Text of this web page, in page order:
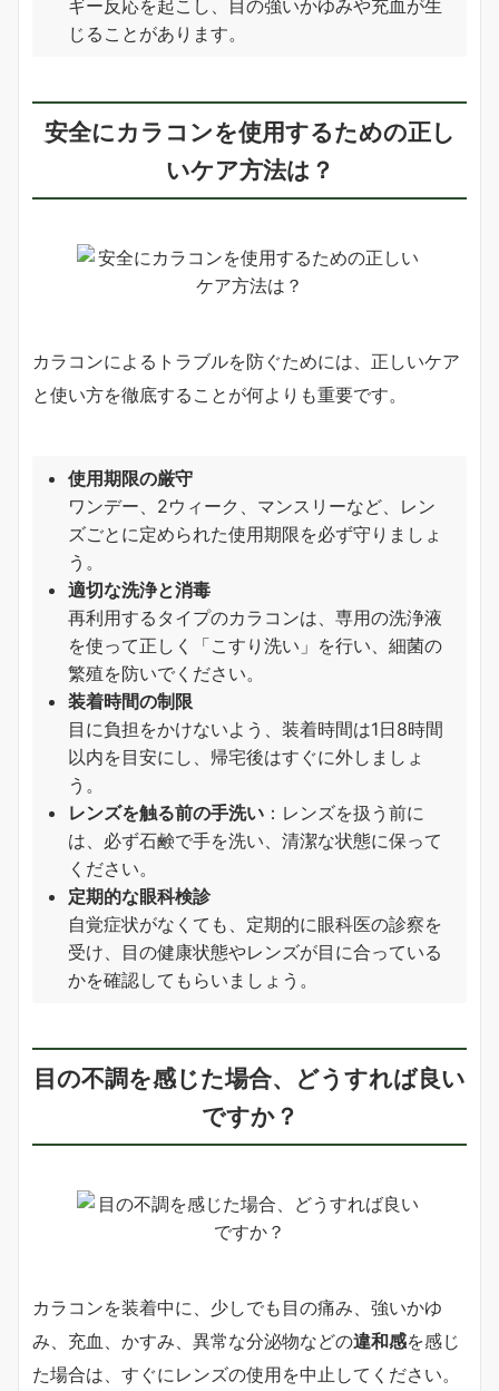
ギー反応を起こし、目の強いかゆみや充血が生
じることがあります。
安全にカラコンを使用するための正し
いケア方法は？
カラコンによるトラブルを防ぐためには、正しいケア
と使い方を徹底することが何よりも重要です。
使用期限の厳守
ワンデー、2ウィーク、マンスリーなど、レン
ズごとに定められた使用期限を必ず守りましょ
う。
適切な洗浄と消毒
再利用するタイプのカラコンは、専用の洗浄液
を使って正しく「こすり洗い」を行い、細菌の
繁殖を防いでください。
装着時間の制限
目に負担をかけないよう、装着時間は1日8時間
以内を目安にし、帰宅後はすぐに外しましょ
う。
レンズを触る前の手洗い ：レンズを扱う前に
は、必ず石鹸で手を洗い、清潔な状態に保って
ください。
定期的な眼科検診
自覚症状がなくても、定期的に眼科医の診察を
受け、目の健康状態やレンズが目に合っている
かを確認してもらいましょう。
目の不調を感じた場合、どうすれば良い
ですか？
カラコンを装着中に、少しでも目の痛み、強いかゆ
み、充血、かすみ、異常な分泌物などの違和感を感じ
た場合は、すぐにレンズの使用を中止してください。